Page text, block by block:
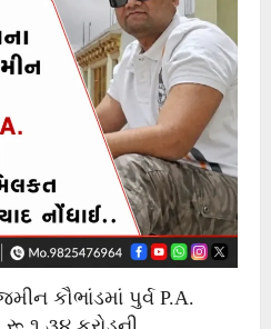
કૌભાંડમાં પુર્વ P.A.